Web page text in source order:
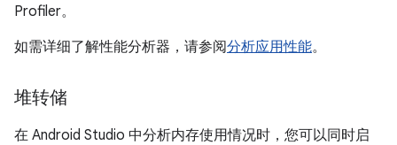
Profiler。
如需详细了解性能分析器，请参阅分析应用性能。
堆转储
在 Android Studio 中分析内存使用情况时，您可以同时启